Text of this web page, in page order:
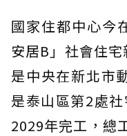
國家住都中心今
安居B」社會住
是中央在新北市
是泰山區第2處
2029年完工，總